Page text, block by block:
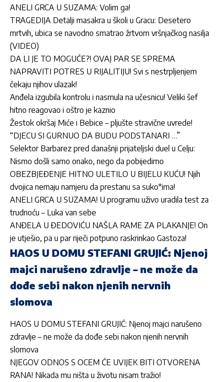
ANELI GRCA U SUZAMA: Volim ga!
TRAGEDIJA Detalji masakra u školi u Gracu: Desetero
mrtvih, ubica se navodno smatrao žrtvom vršnjačkog nasilja
(VIDEO)
DA LI JE TO MOGUĆE?! OVAJ PAR SE SPREMA
NAPRAVITI POTRES U RIJALITIJU! Svi s nestrpljenjem
čekaju njihov ulazak!
Anđela izgubila kontrolu i nasrnula na učesnicu! Veliki šef
hitno reagovao i oštro je kaznio
Žestok okršaj Miće i Bebice – pljušte stravične uvrede!
“DJECU SI GURNUO DA BUDU PODSTANARI …”
Selektor Barbarez pred današnji prijateljski duel u Celju:
Nismo došli samo onako, nego da pobijedimo
OBEZBJEĐENJE HITNO ULETILO U BIJELU KUĆU! Njih
dvojica nemaju namjeru da prestanu sa suko*ima!
ANELI GRCA U SUZAMA! U programu uživo uradila test za
trudnoću – Luka van sebe
ANĐELA U ĐEDOVIĆU NAŠLA RAME ZA PLAKANJE! On
je utješio, pa u par riječi potpuno raskrinkao Gastoza!
HAOS U DOMU STEFANI GRUJIĆ: Njenoj
majci narušeno zdravlje – ne može da
dođe sebi nakon njenih nervnih
slomova
HAOS U DOMU STEFANI GRUJIĆ: Njenoj majci narušeno
zdravlje – ne može da dođe sebi nakon njenih nervnih
slomova
NJEGOV ODNOS S OCEM ĆE UVIJEK BITI OTVORENA
RANA! Nikada mu ništa u životu nisam tražio!